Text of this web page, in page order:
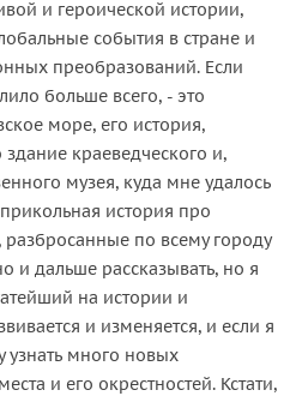
и героической истории,
события в стране и
преобразований. Если
больше всего, - это
море, его история,
краеведческого и,
музея, куда мне удалось
история про
по всему городу
и дальше рассказывать, но я
на истории и
и изменяется, и если я
узнать много новых
и его окрестностей. Кстати,